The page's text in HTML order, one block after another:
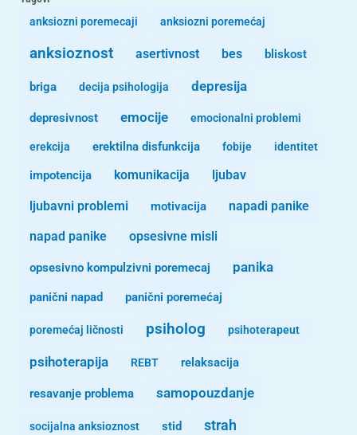
anksiozni poremecaji
anksiozni poremećaj
anksioznost asertivnost bes bliskost
briga decija psihologija depresija
depresivnost emocije emocionalni problemi
erekcija erektilna disfunkcija fobije identitet
impotencija komunikacija ljubav
ljubavni problemi motivacija napadi panike
napad panike opsesivne misli
opsesivno kompulzivni poremecaj panika
panični napad panični poremećaj
poremećaj ličnosti psiholog psihoterapeut
psihoterapija REBT relaksacija
resavanje problema samopouzdanje
socijalna anksioznost stid strah